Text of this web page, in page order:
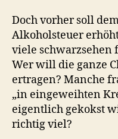
Doch vorher soll
Alkoholsteuer
viele schwarzsehen
Wer will die ganze
ertragen? Manche
„in eingeweihten
eigentlich gekokst
richtig viel?